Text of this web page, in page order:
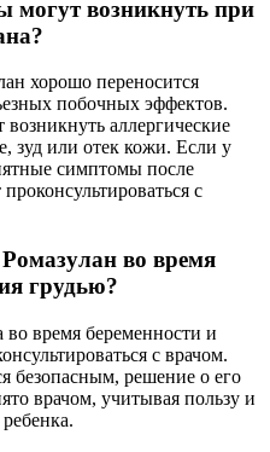
могут возникнуть при
хорошо переносится
побочных эффектов.
аллергические
зуд или отек кожи. Если у
симптомы после
с
во время
грудью?
время беременности и
с врачом.
безопасным, решение о его
врачом, учитывая пользу и